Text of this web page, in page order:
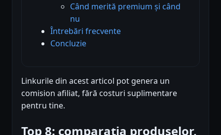
Când merită premium și când
nu
Întrebări frecvente
Concluzie
Linkurile din acest articol pot genera un
comision afiliat, fără costuri suplimentare
pentru tine.
Top 8: comparația produselor,